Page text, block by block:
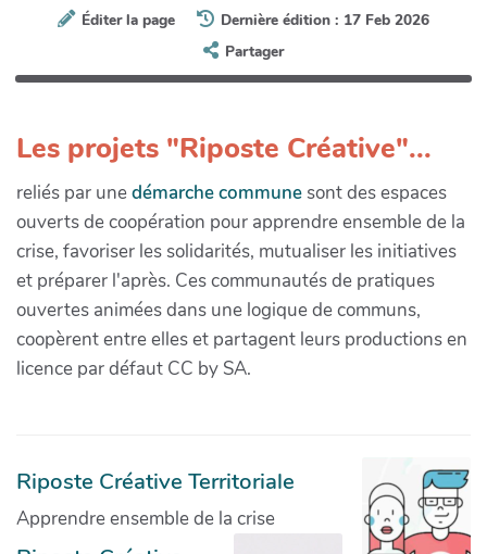
Éditer la page
Dernière édition : 17 Feb 2026
Partager